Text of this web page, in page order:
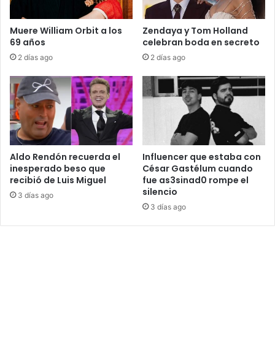
Muere William Orbit a los
69 años
2 días ago
Zendaya y Tom Holland
celebran boda en secreto
2 días ago
Aldo Rendón recuerda el
inesperado beso que
recibió de Luis Miguel
3 días ago
Influencer que estaba con
César Gastélum cuando
fue as3sinad0 rompe el
silencio
3 días ago